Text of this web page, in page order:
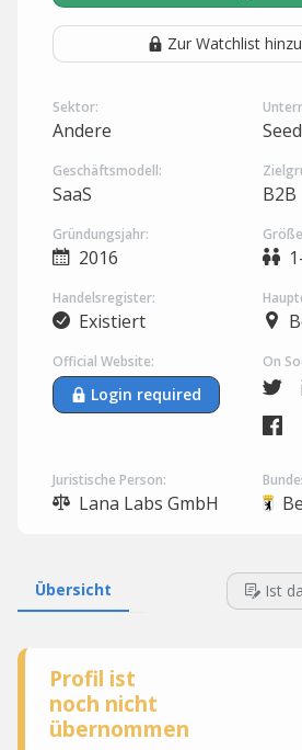
Zur Watchlist
Sektor:
Andere
Geschäftsmodell:
SaaS B2B
Gründungsjahr:
2016
Handelsregister:
Existiert
Official Website:
Login required
On
Juristische Person:
Lana Labs GmbH
Übersicht Ist
Profil ist
noch nicht
übernommen